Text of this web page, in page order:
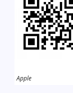
Apple